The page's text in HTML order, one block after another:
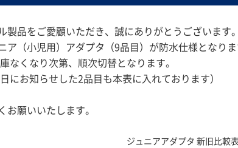
製品をご愛顧いただき、誠にありがとうございます。
ア（小児用）アダプタ（9品目）が防水仕様となり
なくなり次第、順次切替となります。
にお知らせした2品目も本表に入れております）
お願いいたします。
ジュニアアダプタ 新旧比較表